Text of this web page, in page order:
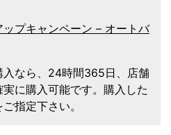
プキャンペーン – オートバ
入なら、24時間365日、店舗
に購入可能です。購入した
指定下さい。